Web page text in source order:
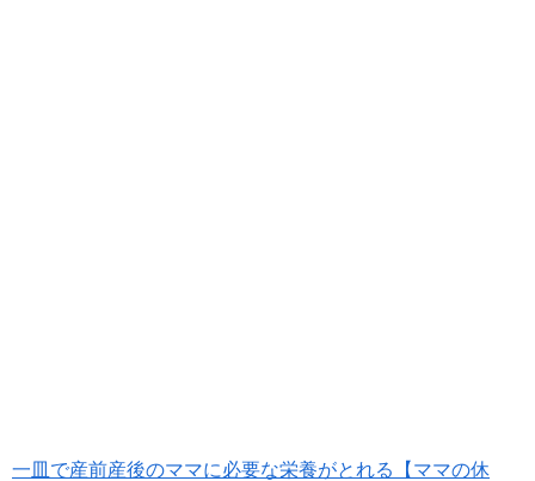
一皿で産前産後のママに必要な栄養がとれる【ママの休